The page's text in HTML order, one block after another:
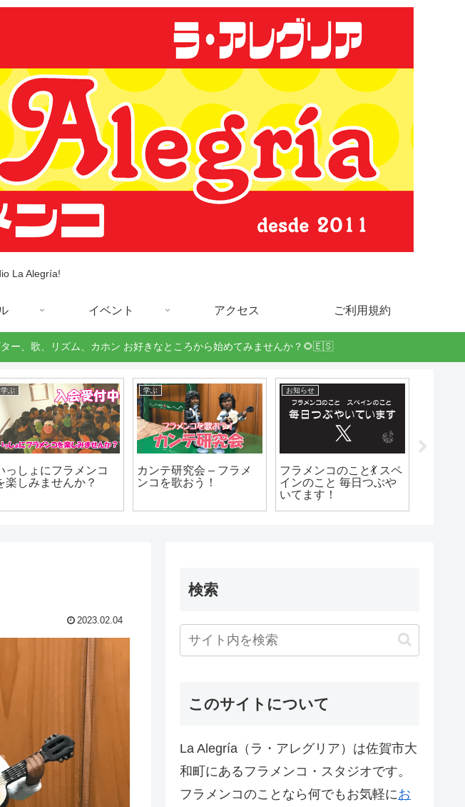
La Alegría!
イベント アクセス ご利用規約
ー、歌、リズム、カホン お好きなところから始めてみませんか？🌻🇪🇸
学ぶ
っしょにフラメンコ
楽しみませんか？
学ぶ
カンテ研究会 – フラメ
ンコを歌おう！
お知らせ
フラメンコのこと💃 スペ
インのこと 毎日つぶや
いてます！
2023.02.04
検索
このサイトについて
La Alegría（ラ・アレグリア）は佐賀市大
和町にあるフラメンコ・スタジオです。
フラメンコのことなら何でもお気軽にお